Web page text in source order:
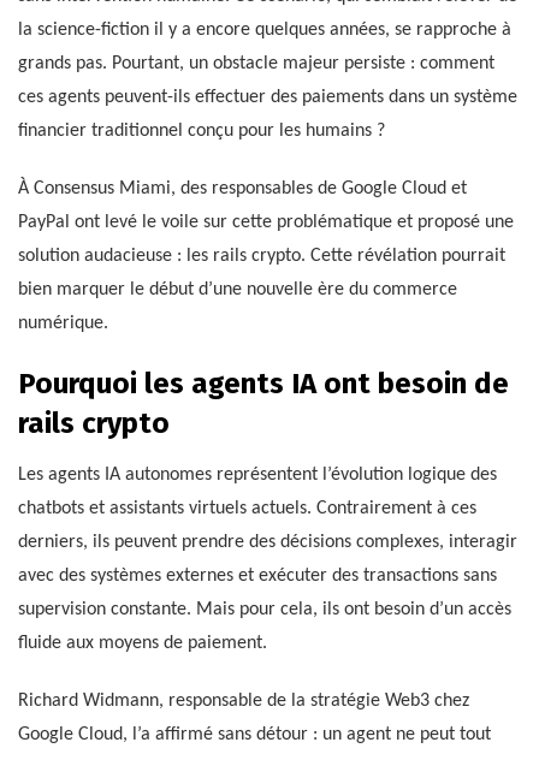
la science-fiction il y a encore quelques années, se rapproche à
grands pas. Pourtant, un obstacle majeur persiste : comment
ces agents peuvent-ils effectuer des paiements dans un système
financier traditionnel conçu pour les humains ?
À Consensus Miami, des responsables de Google Cloud et
PayPal ont levé le voile sur cette problématique et proposé une
solution audacieuse : les rails crypto. Cette révélation pourrait
bien marquer le début d’une nouvelle ère du commerce
numérique.
Pourquoi les agents IA ont besoin de
rails crypto
Les agents IA autonomes représentent l’évolution logique des
chatbots et assistants virtuels actuels. Contrairement à ces
derniers, ils peuvent prendre des décisions complexes, interagir
avec des systèmes externes et exécuter des transactions sans
supervision constante. Mais pour cela, ils ont besoin d’un accès
fluide aux moyens de paiement.
Richard Widmann, responsable de la stratégie Web3 chez
Google Cloud, l’a affirmé sans détour : un agent ne peut tout